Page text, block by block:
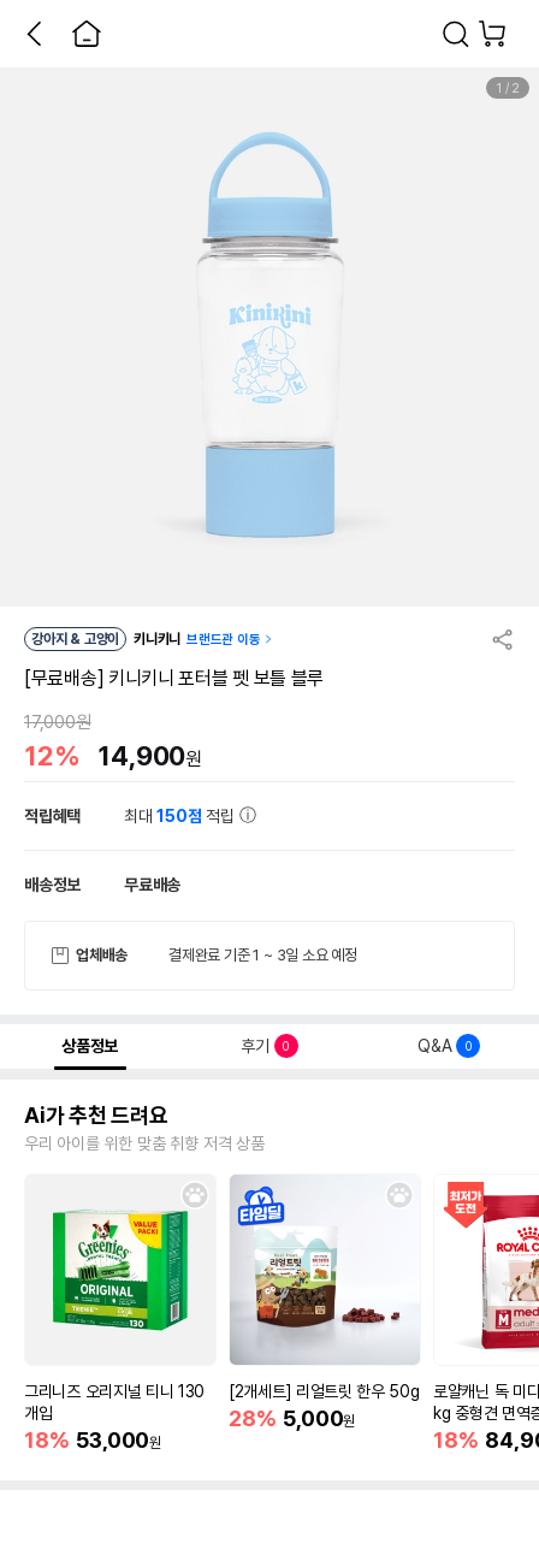
1 / 2
강아지 & 고양이 키니키니 브랜드관 이동
[무료배송] 키니키니 포터블 펫 보틀 블루
17,000원
12% 14,900원
적립혜택 최대150점 적립
배송정보 무료배송
업체배송 결제완료 기준 1 ~ 3일 소요 예정
상품정보 후기 0 Q&A 0
Ai가 추천 드려요
우리 아이를 위한 맞춤 취향 저격 상품
그리니즈 오리지널 티니 130
개입
18% 53,000원
[2개세트] 리얼트릿 한우 50g
28% 5,000원
로얄캐닌 독 미
kg 중형견 면역
18%